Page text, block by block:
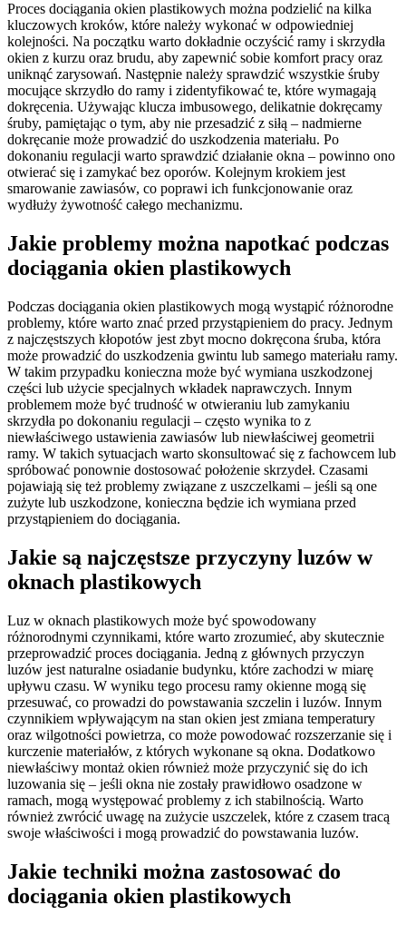
Proces dociągania okien plastikowych można podzielić na kilka
kluczowych kroków, które należy wykonać w odpowiedniej
kolejności. Na początku warto dokładnie oczyścić ramy i skrzydła
okien z kurzu oraz brudu, aby zapewnić sobie komfort pracy oraz
uniknąć zarysowań. Następnie należy sprawdzić wszystkie śruby
mocujące skrzydło do ramy i zidentyfikować te, które wymagają
dokręcenia. Używając klucza imbusowego, delikatnie dokręcamy
śruby, pamiętając o tym, aby nie przesadzić z siłą – nadmierne
dokręcanie może prowadzić do uszkodzenia materiału. Po
dokonaniu regulacji warto sprawdzić działanie okna – powinno ono
otwierać się i zamykać bez oporów. Kolejnym krokiem jest
smarowanie zawiasów, co poprawi ich funkcjonowanie oraz
wydłuży żywotność całego mechanizmu.
Jakie problemy można napotkać podczas
dociągania okien plastikowych
Podczas dociągania okien plastikowych mogą wystąpić różnorodne
problemy, które warto znać przed przystąpieniem do pracy. Jednym
z najczęstszych kłopotów jest zbyt mocno dokręcona śruba, która
może prowadzić do uszkodzenia gwintu lub samego materiału ramy.
W takim przypadku konieczna może być wymiana uszkodzonej
części lub użycie specjalnych wkładek naprawczych. Innym
problemem może być trudność w otwieraniu lub zamykaniu
skrzydła po dokonaniu regulacji – często wynika to z
niewłaściwego ustawienia zawiasów lub niewłaściwej geometrii
ramy. W takich sytuacjach warto skonsultować się z fachowcem lub
spróbować ponownie dostosować położenie skrzydeł. Czasami
pojawiają się też problemy związane z uszczelkami – jeśli są one
zużyte lub uszkodzone, konieczna będzie ich wymiana przed
przystąpieniem do dociągania.
Jakie są najczęstsze przyczyny luzów w
oknach plastikowych
Luz w oknach plastikowych może być spowodowany
różnorodnymi czynnikami, które warto zrozumieć, aby skutecznie
przeprowadzić proces dociągania. Jedną z głównych przyczyn
luzów jest naturalne osiadanie budynku, które zachodzi w miarę
upływu czasu. W wyniku tego procesu ramy okienne mogą się
przesuwać, co prowadzi do powstawania szczelin i luzów. Innym
czynnikiem wpływającym na stan okien jest zmiana temperatury
oraz wilgotności powietrza, co może powodować rozszerzanie się i
kurczenie materiałów, z których wykonane są okna. Dodatkowo
niewłaściwy montaż okien również może przyczynić się do ich
luzowania się – jeśli okna nie zostały prawidłowo osadzone w
ramach, mogą występować problemy z ich stabilnością. Warto
również zwrócić uwagę na zużycie uszczelek, które z czasem tracą
swoje właściwości i mogą prowadzić do powstawania luzów.
Jakie techniki można zastosować do
dociągania okien plastikowych